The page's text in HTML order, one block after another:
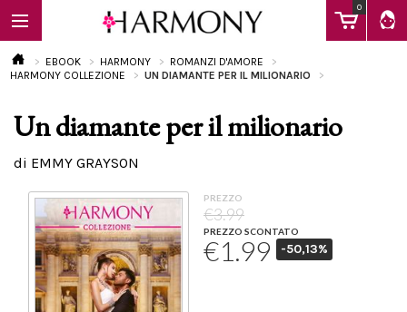
0
EBOOK
Calendario
EBOOK HARMONY
ROMANZI D'AMORE
HARMONY COLLEZIONE
UN DIAMANTE PER IL MILIONARIO
Un diamante per il milionario
di EMMY GRAYSON
PREZZO
€3.99
PREZZO SCONTATO
€1.99 -50,13%